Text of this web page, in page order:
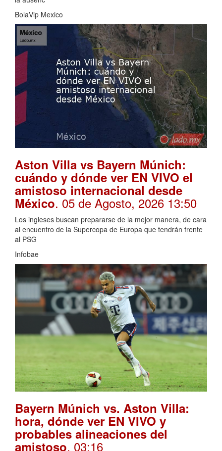
BolaVip Mexico
Aston Villa vs Bayern Múnich:
cuándo y dónde ver EN VIVO el
amistoso internacional desde
México. 05 de Agosto, 2026 13:50
Los ingleses buscan prepararse de la mejor manera, de cara
al encuentro de la Supercopa de Europa que tendrán frente
al PSG
Infobae
Bayern Múnich vs. Aston Villa:
hora, dónde ver EN VIVO y
probables alineaciones del
amistoso. 03:16